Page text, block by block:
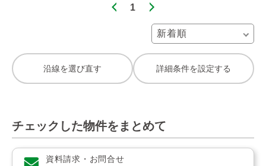
1
沿線を選び直す 詳細条件を設定する
チェックした物件をまとめて
資料請求・お問合せ